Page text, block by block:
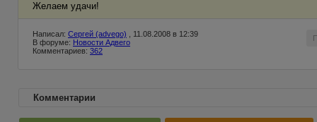
Желаем удачи!
Написал: Сергей (advego) , 11.08.2008 в 12:39
В форуме: Новости Адвего
Комментариев: 362
Комментарии